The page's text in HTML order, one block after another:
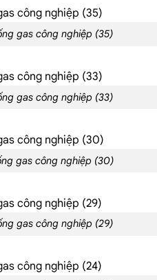
gas công nghiệp (35)
gas công nghiệp (33)
gas công nghiệp (30)
gas công nghiệp (29)